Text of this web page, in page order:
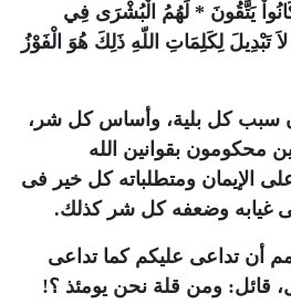
يَتَّقُونَ * لَهُمُ الْبُشْرَى فِي
لاَ تَبْدِيلَ لِكَلِمَاتِ اللّهِ ذَلِكَ هُوَ الْفَوْزُ
سبب كل بلية، وأساس كل شر،
محكومون بقوانين الله
الإيمان ومتطلباته كل خير فى
غيابه وضعفه كل شر كذلك.
أن تداعى عليكم كما تداعى
قائل: ومن قلة نحن يومئذ ؟!